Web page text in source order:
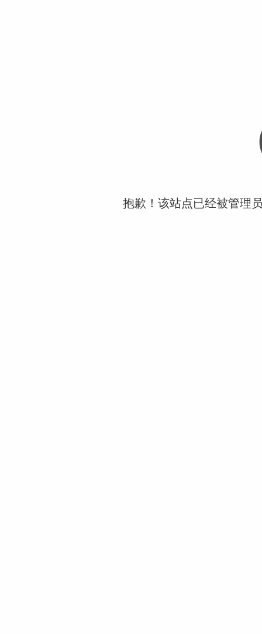
抱歉！该站点已经被管理